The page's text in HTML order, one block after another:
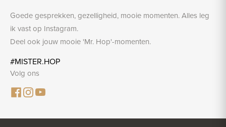
Goede gesprekken, gezelligheid, mooie momenten. Alles leg
ik vast op Instagram.
Deel ook jouw mooie 'Mr. Hop'-momenten.
#MISTER.HOP
Volg ons